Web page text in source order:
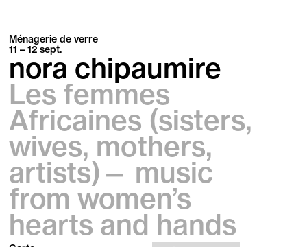
Ménagerie de verre
11 – 12sept.
nora chipaumire
Les femmes
Africaines (sisters,
wives, mothers,
artists)— music
from women’s
hearts and hands